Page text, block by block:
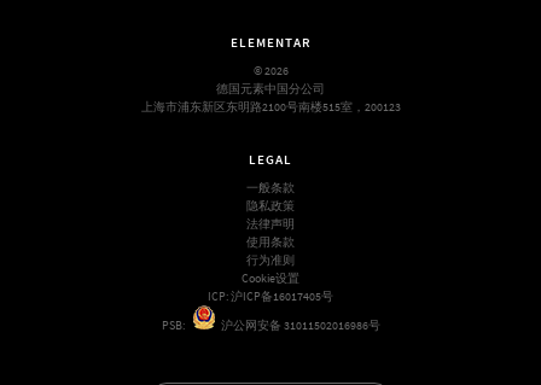
ELEMENTAR
© 2026
德国元素中国分公司
上海市浦东新区东明路2100号南楼515室，200123
LEGAL
一般条款
隐私政策
法律声明
使用条款
行为准则
Cookie设置
ICP:沪ICP备16017405号
PSB:
沪公网安备 31011502016986号